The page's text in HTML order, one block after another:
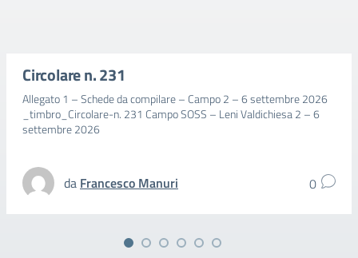
Circolare n. 231
Allegato 1 – Schede da compilare – Campo 2 – 6 settembre 2026
_timbro_Circolare-n. 231 Campo SOSS – Leni Valdichiesa 2 – 6
settembre 2026
da Francesco Manuri 0